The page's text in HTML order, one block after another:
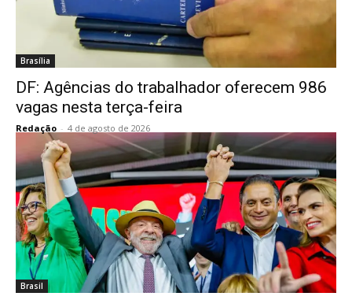
Brasília
DF: Agências do trabalhador oferecem 986
vagas nesta terça-feira
Redação - 4 de agosto de 2026
Brasil